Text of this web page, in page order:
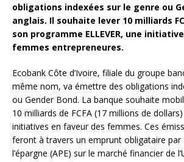
obligations indexées sur le genre ou
anglais. Il souhaite lever 10 milliards
son programme ELLEVER, une
femmes entrepreneures.
Ecobank Côte d’Ivoire, filiale du groupe
même nom, va émettre des obligations
ou Gender Bond. La banque souhaite
10 milliards de FCFA (17 millions de
initiatives en faveur des femmes. Ces
feront à travers un emprunt obligataire par
l’épargne (APE) sur le marché financier de